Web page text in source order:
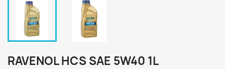
RAVENOL HCS SAE 5W40 1L